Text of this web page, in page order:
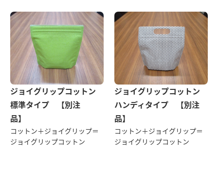
ジョイグリップコットン
標準タイプ 【別注
品】
コットン＋ジョイグリップ＝
ジョイグリップコットン
ジョイグリップコットン
ハンディタイプ 【別注
品】
コットン＋ジョイグリップ＝
ジョイグリップコットン